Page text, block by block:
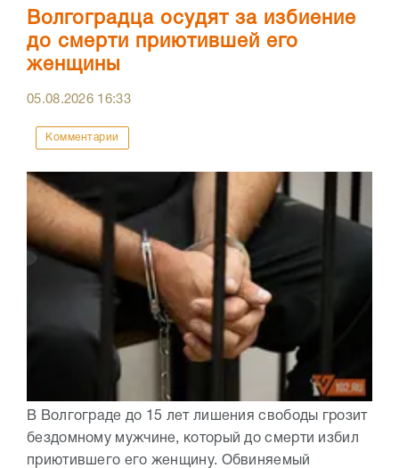
Волгоградца осудят за избиение
до смерти приютившей его
женщины
05.08.2026 16:33
Комментарии
В Волгограде до 15 лет лишения свободы грозит
бездомному мужчине, который до смерти избил
приютившего его женщину. Обвиняемый